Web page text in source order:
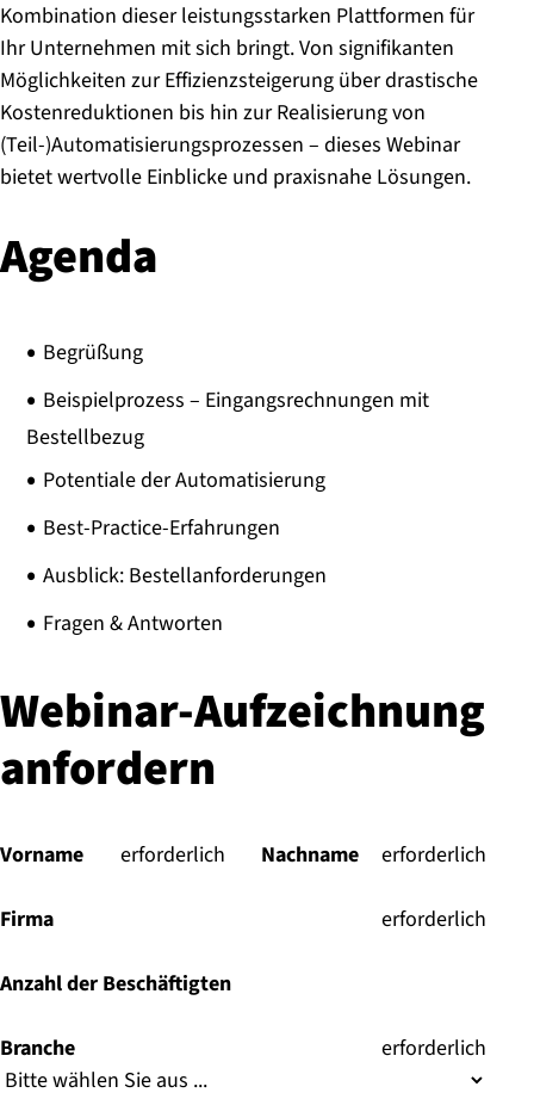
Kombination dieser leistungsstarken Plattformen für
Ihr Unternehmen mit sich bringt. Von signifikanten
Möglichkeiten zur Effizienzsteigerung über drastische
Kostenreduktionen bis hin zur Realisierung von
(Teil-)Automatisierungsprozessen – dieses Webinar
bietet wertvolle Einblicke und praxisnahe Lösungen.
Agenda
Begrüßung
Beispielprozess – Eingangsrechnungen mit
Bestellbezug
Potentiale der Automatisierung
Best-Practice-Erfahrungen
Ausblick: Bestellanforderungen
Fragen & Antworten
Webinar-Aufzeichnung
anfordern
Vorname (
erforderlich Nachname (
erforderlich
Firma (
erforderlich
Anzahl der Beschäftigten
Branche (
erforderlich